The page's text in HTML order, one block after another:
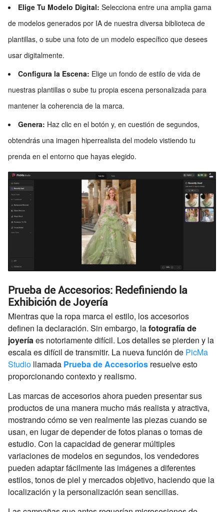
Elige Tu Modelo Digital: Selecciona entre una amplia gama
de modelos generados por IA de nuestra diversa biblioteca de
plantillas, o sube una foto de un modelo específico que desees
usar digitalmente.
Configura la Escena: Elige un fondo de estilo de vida de
nuestras plantillas o sube tu propia escena personalizada para
mantener la coherencia de la marca.
Genera: Haz clic en el botón y, en cuestión de segundos,
obtendrás una imagen hiperrealista del modelo vistiendo tu
prenda en el entorno que hayas elegido.
Prueba de Accesorios: Redefiniendo la
Exhibición de Joyería
Mientras que la ropa marca el estilo, los accesorios
definen la declaración. Sin embargo, lafotografía de
joyeríaes notoriamente difícil. Los detalles se pierden y la
escala es difícil de transmitir. La nueva función de PicMa
Studio llamada Prueba de Accesorios resuelve esto
proporcionando contexto y realismo.
Las marcas de accesorios ahora pueden presentar sus
productos de una manera mucho más realista y atractiva,
mostrando cómo se ven realmente las piezas cuando se
usan, en lugar de depender de fotos planas o tomas de
estudio. Con la capacidad de generar múltiples
variaciones de modelos en segundos, los vendedores
pueden adaptar fácilmente las imágenes a diferentes
estilos, tonos de piel y mercados objetivo, haciendo que la
localización y la personalización sean sencillas.